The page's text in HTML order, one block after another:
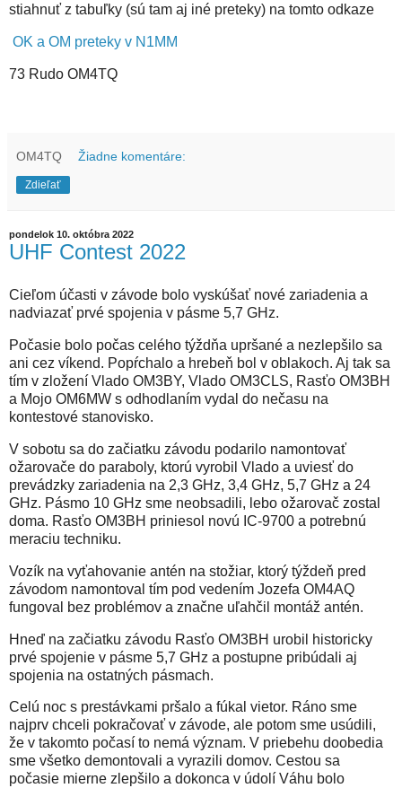
stiahnuť z tabuľky (sú tam aj iné preteky) na tomto odkaze
OK a OM preteky v N1MM
73 Rudo OM4TQ
OM4TQ Žiadne komentáre:
Zdieľať
pondelok 10. októbra 2022
UHF Contest 2022
Cieľom účasti v závode bolo vyskúšať nové zariadenia a
nadviazať prvé spojenia v pásme 5,7 GHz.
Počasie bolo počas celého týždňa upršané a nezlepšilo sa
ani cez víkend. Popŕchalo a hrebeň bol v oblakoch. Aj tak sa
tím v zložení Vlado OM3BY, Vlado OM3CLS, Rasťo OM3BH
a Mojo OM6MW s odhodlaním vydal do nečasu na
kontestové stanovisko.
V sobotu sa do začiatku závodu podarilo namontovať
ožarovače do paraboly, ktorú vyrobil Vlado a uviesť do
prevádzky zariadenia na 2,3 GHz, 3,4 GHz, 5,7 GHz a 24
GHz. Pásmo 10 GHz sme neobsadili, lebo ožarovač zostal
doma. Rasťo OM3BH priniesol novú IC-9700 a potrebnú
meraciu techniku.
Vozík na vyťahovanie antén na stožiar, ktorý týždeň pred
závodom namontoval tím pod vedením Jozefa OM4AQ
fungoval bez problémov a značne uľahčil montáž antén.
Hneď na začiatku závodu Rasťo OM3BH urobil historicky
prvé spojenie v pásme 5,7 GHz a postupne pribúdali aj
spojenia na ostatných pásmach.
Celú noc s prestávkami pršalo a fúkal vietor. Ráno sme
najprv chceli pokračovať v závode, ale potom sme usúdili,
že v takomto počasí to nemá význam. V priebehu doobedia
sme všetko demontovali a vyrazili domov. Cestou sa
počasie mierne zlepšilo a dokonca v údolí Váhu bolo